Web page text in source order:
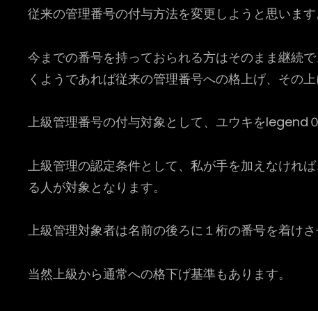
従来の管理番号の付与方法を変更しようと思います
今までの番号を持っておられる方はそのまま継続
くようであれば従来の管理番号への格上げ、その
上級管理番号の付与対象として、ユウキをlegend
上級管理の認定条件として、私が手を加えなけれ
る人が対象となります。
上級管理対象者は名前の後ろに１桁の番号を着けさ
当然上級から通常への格下げ基準もあります。